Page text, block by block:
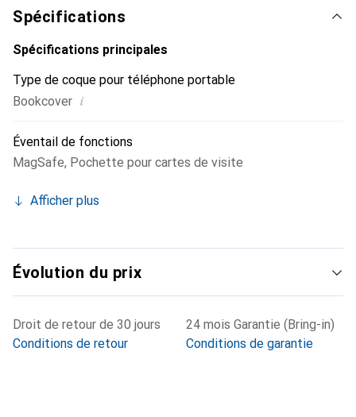
exigeante.
Spécifications
Spécifications principales
Type de coque pour téléphone portable
Bookcover i
Éventail de fonctions
MagSafe, Pochette pour cartes de visite
Afficher plus
Évolution du prix
Droit de retour de 30 jours
Conditions de retour
24 mois Garantie (Bring-in)
Conditions de garantie